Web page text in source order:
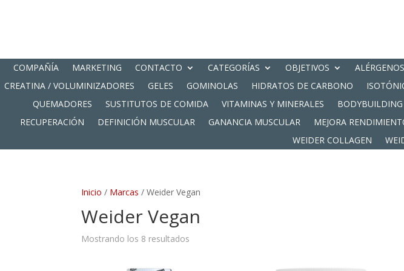
COMPAÑÍA MARKETING CONTACTO CATEGORÍAS OBJETIVOS ALÉRGENOS
CREATINA / VOLUMINIZADORES
GELES GOMINOLAS HIDRATOS DE CARBONO
QUEMADORES
SUSTITUTOS DE COMIDA VITAMINAS Y MINERALES BODYBUILDING
RECUPERACIÓN
DEFINICIÓN MUSCULAR GANANCIA MUSCULAR MEJORA
WEIDER COLLAGEN
Inicio / Marcas / Weider Vegan
Weider Vegan
Mostrando los 8 resultados